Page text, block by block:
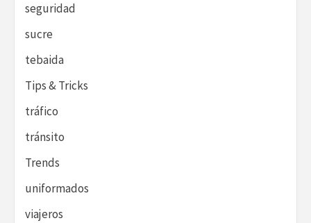
seguridad
sucre
tebaida
Tips & Tricks
tráfico
tránsito
Trends
uniformados
viajeros